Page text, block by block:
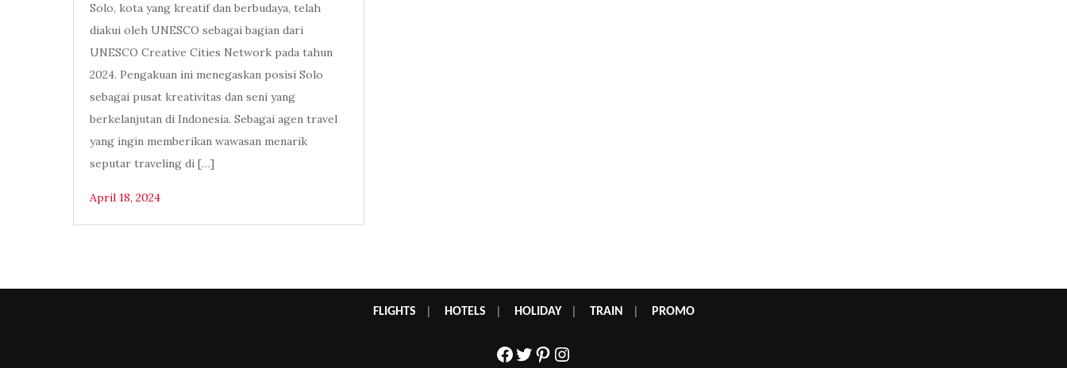
Solo, kota yang kreatif dan berbudaya, telah
diakui oleh UNESCO sebagai bagian dari
UNESCO Creative Cities Network pada tahun
2024. Pengakuan ini menegaskan posisi Solo
sebagai pusat kreativitas dan seni yang
berkelanjutan di Indonesia. Sebagai agen travel
yang ingin memberikan wawasan menarik
seputar traveling di […]
April 18, 2024
FLIGHTS HOTELS HOLIDAY| TRAIN PROMO
Facebook
Twitter
Pinterest
Instagram